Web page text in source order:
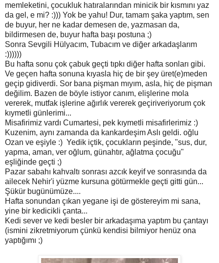
memleketini, çocukluk hatıralarından minicik bir kısmını yaz
da gel, e mi? :))) Yok be yahu! Dur, tamam şaka yaptım, sen
de buyur, her ne kadar demesen de, yazmasan da,
bildirmesen de, buyur hafta başı postuna ;)
Sonra Sevgili Hülyacım, Tubacım ve diğer arkadaşlarım
:))))))
Bu hafta sonu çok çabuk geçti tıpkı diğer hafta sonları gibi.
Ve geçen hafta sonuna kıyasla hiç de bir şey üret(e)meden
geçip gidiverdi. Sor bana pişman mıyım, asla, hiç de pişman
değilim. Bazen de böyle istiyor canım, elişlerine mola
vererek, mutfak işlerine ağırlık vererek geçiriveriyorum çok
kıymetli günlerimi...
Misafirimiz vardı Cumartesi, pek kıymetli misafirlerimiz :)
Kuzenim, aynı zamanda da kankardeşim Aslı geldi. oğlu
Ozan ve eşiyle :) Yedik içtik, çocukların peşinde, "sus, dur,
yapma, aman, ver oğlum, günahtır, ağlatma çocuğu"
eşliğinde geçti ;)
Pazar sabahı kahvaltı sonrası azcık keyif ve sonrasında da
ailecek Nehir'i yüzme kursuna götürmekle geçti gitti gün...
Şükür bugünümüze....
Hafta sonundan çıkan yegane işi de göstereyim mi sana,
yine bir kedicikli çanta...
Kedi sever ve kedi besler bir arkadaşıma yaptım bu çantayı
(ismini zikretmiyorum çünkü kendisi bilmiyor henüz ona
yaptığımı ;)